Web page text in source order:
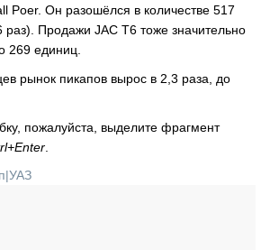
Poer. Он разошёлся в количестве 517
раз). Продажи JAC T6 тоже значительно
269 единиц.
рынок пикапов вырос в 2,3 раза, до
пожалуйста, выделите фрагмент
|УАЗ